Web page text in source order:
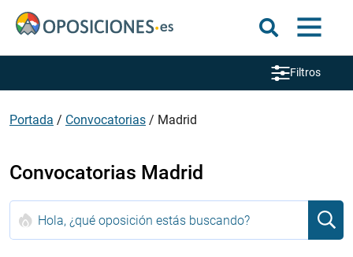
Filtros
Portada / Convocatorias / Madrid
Convocatorias Madrid